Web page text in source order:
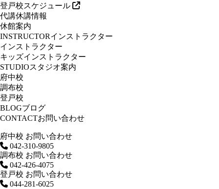
登戸校スケジュール
代講休講情報
休館案内
INSTRUCTORインストラクター
インストラクター
キッズインストラクター
STUDIOスタジオ案内
府中校
調布校
登戸校
BLOGブログ
CONTACTお問い合わせ
府中校 お問い合わせ
042-310-9805
調布校 お問い合わせ
042-426-4075
登戸校 お問い合わせ
044-281-6025